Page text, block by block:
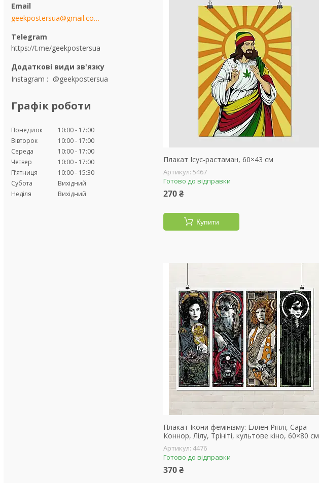
geekpostersua@gmail.com
https://t.me/geekpostersua
Instagram @geekpostersua
Графік роботи
Понеділок 10:00
17:00
Вівторок
10:00
17:00
Середа
10:00
17:00
Четвер
10:00
17:00
Пʼятниця
10:00
15:30
Субота
Вихідний
Неділя
Вихідний
Плакат Ісус-растаман, 60×43 см
5467
Готово до відправки
270 ₴
Купити
Плакат Ікони фемінізму: Еллен Ріплі, Сара
Коннор, Лілу, Трініті, культове кіно, 60×80 см
4476
Готово до відправки
370 ₴